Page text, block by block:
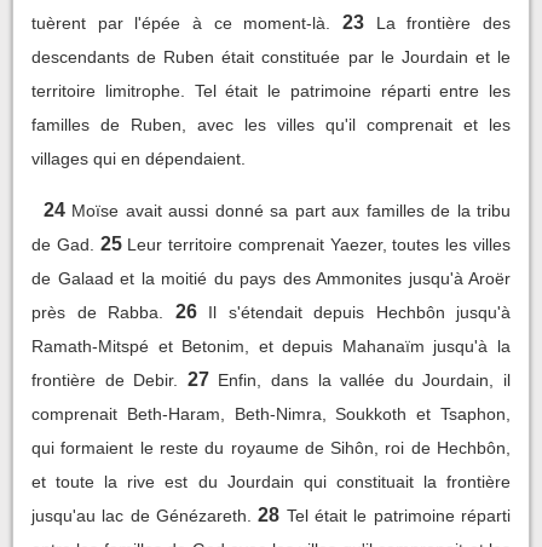
tuèrent par l'épée à ce moment-là.
23
La frontière des
descendants de Ruben était constituée par le Jourdain et le
territoire limitrophe. Tel était le patrimoine réparti entre les
familles de Ruben, avec les villes qu'il comprenait et les
villages qui en dépendaient.
24 Moïse avait aussi donné sa part aux familles de la tribu
de Gad.
25 Leur territoire comprenait Yaezer, toutes les villes
de Galaad et la moitié du pays des Ammonites jusqu'à Aroër
près de Rabba.
26
Il s'étendait depuis Hechbôn jusqu'à
Ramath-Mitspé et Betonim, et depuis Mahanaïm jusqu'à la
frontière de Debir.
27 Enfin, dans la vallée du Jourdain, il
comprenait Beth-Haram, Beth-Nimra, Soukkoth et Tsaphon,
qui formaient le reste du royaume de Sihôn, roi de Hechbôn,
et toute la rive est du Jourdain qui constituait la frontière
jusqu'au lac de Génézareth.
28 Tel était le patrimoine réparti